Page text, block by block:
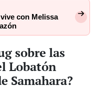
con Melissa
sobre las
Lobatón
Samahara?